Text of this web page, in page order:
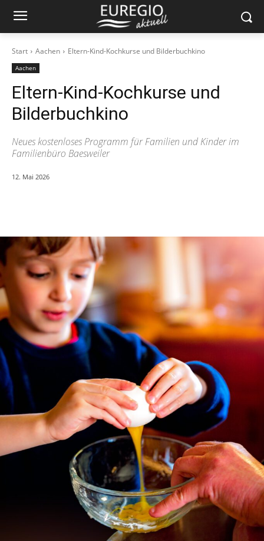
Start Aachen Eltern-Kind-Kochkurse und Bilderbuchkino
Aachen
Eltern-Kind-Kochkurse und
Bilderbuchkino
Neues kostenloses Programm für Familien und Kinder im
Familienbüro Baesweiler
12. Mai 2026